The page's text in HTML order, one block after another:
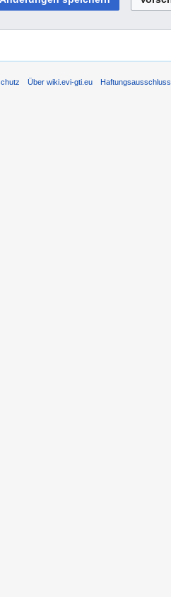
Über wiki.evi-gti.eu Haftungsausschluss